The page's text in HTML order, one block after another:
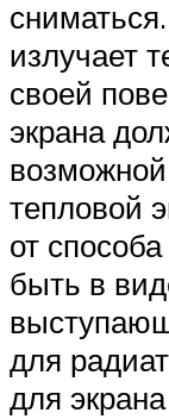
излучает
своей
экрана
тепловой
от
быть в
для
для